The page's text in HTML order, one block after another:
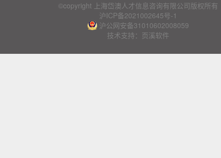
©copyright 上海岱澳人才信息咨询有限公司版权所有
沪ICP备2021002645号-1
沪公网安备31010602008059
技术支持：页溪软件